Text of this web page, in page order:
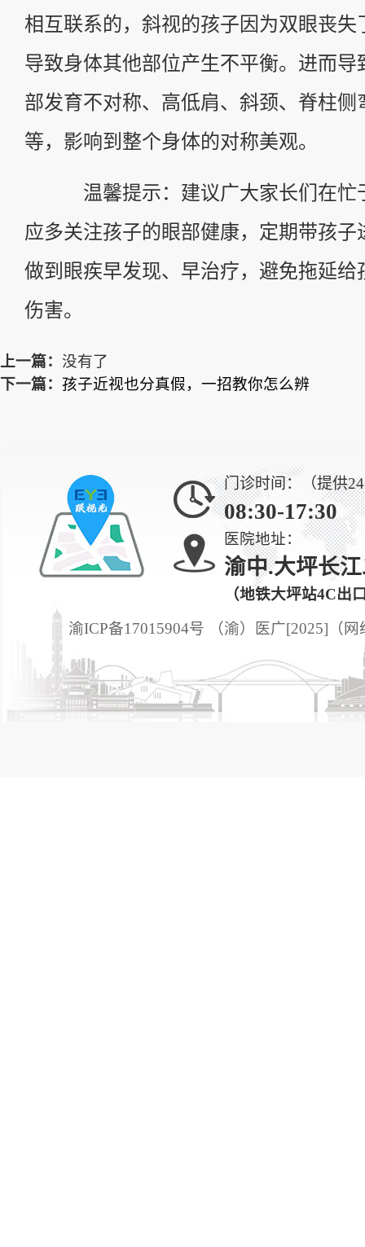
相互联系的，斜视的孩子因为双眼丧失
导致身体其他部位产生不平衡。进而导
部发育不对称、高低肩、斜颈、脊柱侧
等，影响到整个身体的对称美观。
温馨提示：建议广大家长们在忙
应多关注孩子的眼部健康，定期带孩子
做到眼疾早发现、早治疗，避免拖延给
伤害。
上一篇： 没有了
下一篇： 孩子近视也分真假，一招教你怎么辨
门诊时间：（提供
08:30-17:30
医院地址：
渝中.大坪长
（地铁大坪站4C出
渝ICP备17015904号 （渝）医广[2025]（网